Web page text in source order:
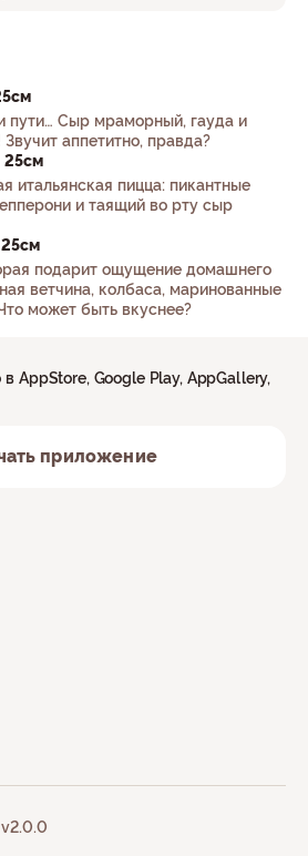
пути… Сыр мраморный, гауда и
аппетитно, правда?
25см
итальянская пицца: пикантные
и таящий во рту сыр
подарит ощущение домашнего
ветчина, колбаса, маринованные
может быть вкуснее?
AppStore, Google Play, AppGallery,
приложение